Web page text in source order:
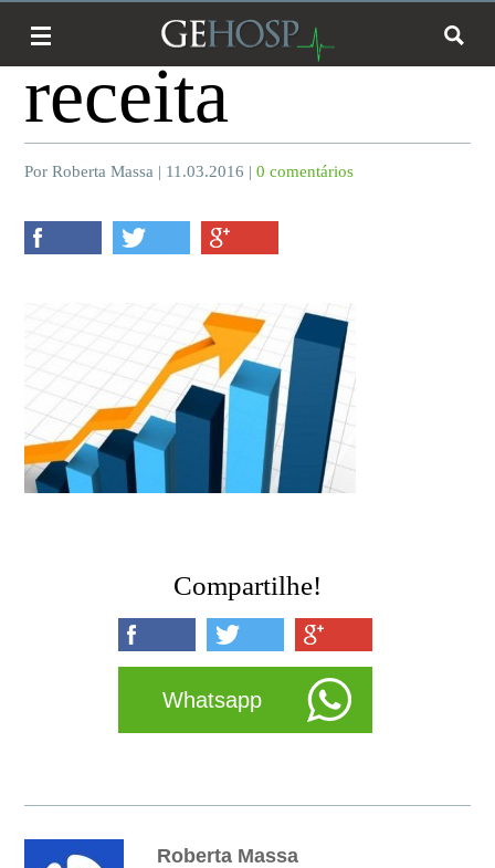
receita
Por Roberta Massa | 11.03.2016 |0 comentários
Compartilhe!
Whatsapp
Roberta Massa